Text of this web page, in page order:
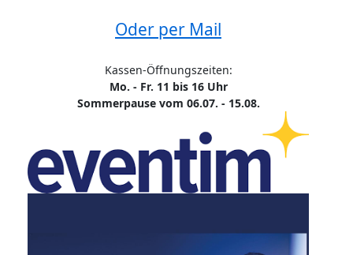
Oder per Mail
Kassen-Öffnungszeiten:
Mo. - Fr. 11 bis 16 Uhr
Sommerpause vom 06.07. - 15.08.